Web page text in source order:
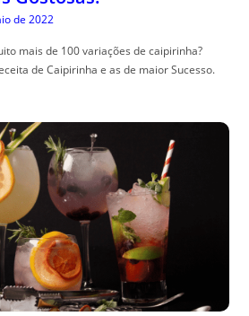
de 2022
mais de 100 variações de caipirinha?
de Caipirinha e as de maior Sucesso.